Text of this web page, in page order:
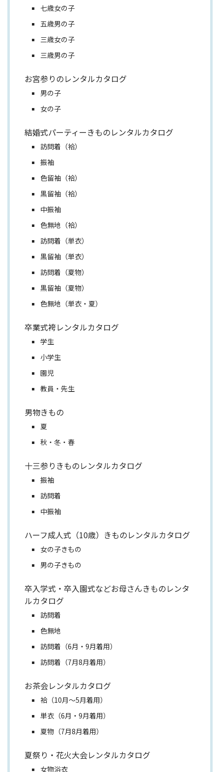
七歳女の子
五歳男の子
三歳女の子
三歳男の子
お宮参りのレンタルカタログ
男の子
女の子
結婚式パーティーきものレンタルカタログ
訪問着（袷）
振袖
色留袖（袷）
黒留袖（袷）
中振袖
色無地（袷）
訪問着（単衣）
黒留袖（単衣）
訪問着（夏物）
黒留袖（夏物）
色無地（単衣・夏）
卒業式袴レンタルカタログ
学生
小学生
園児
教員・先生
男物きもの
夏
秋・冬・春
十三参りきものレンタルカタログ
振袖
訪問着
中振袖
ハーフ成人式（10歳）きものレンタルカタログ
女の子きもの
男の子きもの
卒入学式・卒入園式などお母さんきものレンタ
ルカタログ
訪問着
色無地
訪問着（6月・9月着用）
訪問着（7月8月着用）
お茶会レンタルカタログ
袷（10月～5月着用）
単衣（6月・9月着用）
夏物（7月8月着用）
夏祭り・花火大会レンタルカタログ
女物浴衣